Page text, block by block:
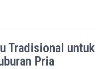
Tradisional untuk
Pria